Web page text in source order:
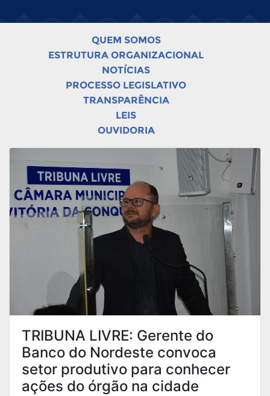
QUEM SOMOS
ESTRUTURA ORGANIZACIONAL
NOTÍCIAS
PROCESSO LEGISLATIVO
TRANSPARÊNCIA
LEIS
OUVIDORIA
TRIBUNA LIVRE: Gerente do
Banco do Nordeste convoca
setor produtivo para conhecer
ações do órgão na cidade